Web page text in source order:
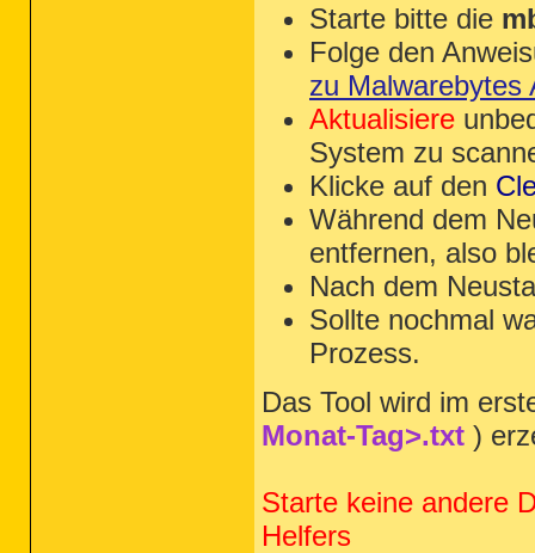
Starte bitte die
Folge den
zu Malwarebytes
Aktualisiere
System zu
Klicke auf den
Während dem
entfernen, also
Nach dem
Sollte nochmal
Prozess.
Das Tool wird im
Monat-Tag>.txt )
Starte keine andere
Helfers